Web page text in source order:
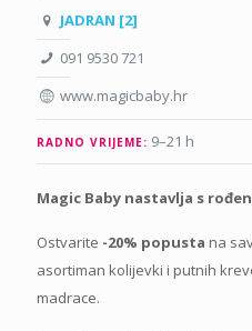
JADRAN [2]
091 9530 721
www.magicbaby.hr
RADNO VRIJEME: 9–21 h
Magic Baby nastavlja s
Ostvarite -20% popusta na
asortiman kolijevki i putnih
madrace.